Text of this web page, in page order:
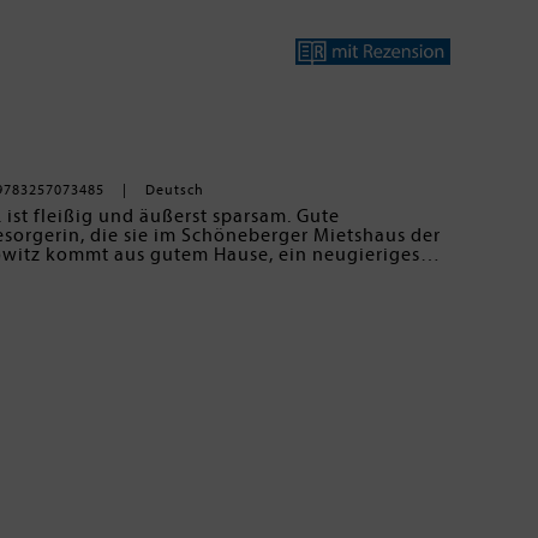
Deutsch
fleißig und äußerst sparsam. Gute
die sie im Schöneberger Mietshaus der
kommt aus gutem Hause, ein neugieriges
im Krieg die Liebe kennenlernt - und den
Jahrzehnte später wandert Martha die
und Zeugin von Lianes schicksalhaftem